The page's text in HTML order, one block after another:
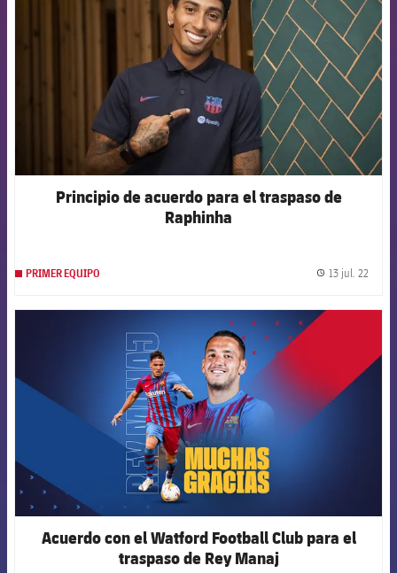
Principio de acuerdo para el traspaso de
Raphinha
PRIMER EQUIPO 13 jul. 22
FCB Barcelona badge
Acuerdo con el Watford Football Club para el
traspaso de Rey Manaj